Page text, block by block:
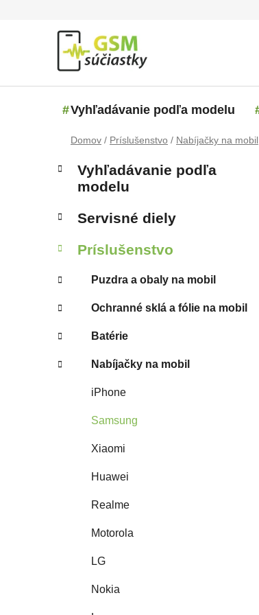
Vyhľadávanie podľa modelu
Domov / Príslušenstvo / Nabíjačky na mobil
Bočný panel
Kategórie
Vyhľadávanie podľa
modelu
Servisné diely
Príslušenstvo
Puzdra a obaly na mobil
Ochranné sklá a fólie na mobil
Batérie
Nabíjačky na mobil
iPhone
Samsung
Xiaomi
Huawei
Realme
Motorola
LG
Nokia